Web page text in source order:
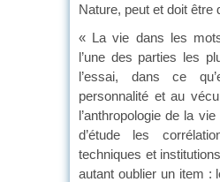
Nature, peut et doit être
« La vie dans les
l’une des parties les
l’essai, dans ce
personnalité et au
l’anthropologie de la
d’étude les
techniques et
autant oublier un item :